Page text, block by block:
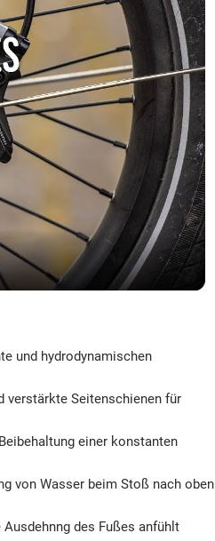
und hydrodynamischen
verstärkte Seitenschienen für
einer konstanten
von Wasser beim Stoß nach oben
Ausdehnng des Fußes anfühlt